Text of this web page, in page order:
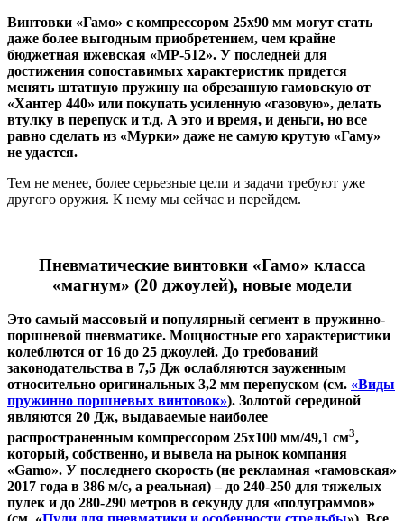
Винтовки «Гамо» с компрессором 25х90 мм могут стать
даже более выгодным приобретением, чем крайне
бюджетная ижевская «МР-512». У последней для
достижения сопоставимых характеристик придется
менять штатную пружину на обрезанную гамовскую от
«Хантер 440» или покупать усиленную «газовую», делать
втулку в перепуск и т.д. А это и время, и деньги, но все
равно сделать из «Мурки» даже не самую крутую «Гаму»
не удастся.
Тем не менее, более серьезные цели и задачи требуют уже
другого оружия. К нему мы сейчас и перейдем.
Пневматические винтовки «Гамо» класса
«магнум» (20 джоулей), новые модели
Это самый массовый и популярный сегмент в пружинно-
поршневой пневматике. Мощностные его характеристики
колеблются от 16 до 25 джоулей. До требований
законодательства в 7,5 Дж ослабляются зауженным
относительно оригинальных 3,2 мм перепуском (см. «Виды
пружинно поршневых винтовок»). Золотой серединой
являются 20 Дж, выдаваемые наиболее
распространенным компрессором 25х100 мм/49,1 см3,
который, собственно, и вывела на рынок компания
«Gamo». У последнего скорость (не рекламная «гамовская»
2017 года в 386 м/с, а реальная) – до 240-250 для тяжелых
пулек и до 280-290 метров в секунду для «полуграммов»